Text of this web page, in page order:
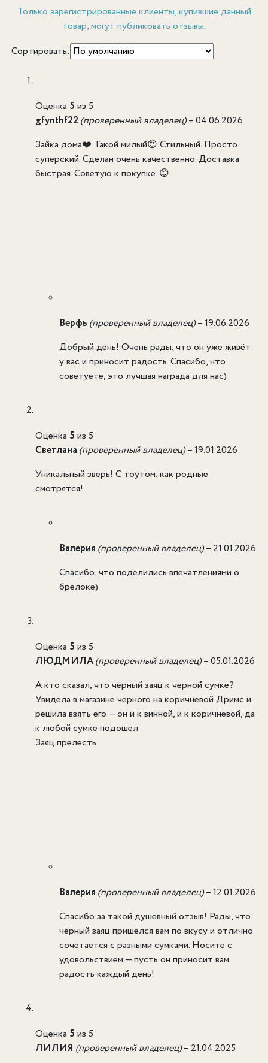
Только зарегистрированные клиенты, купившие данный
товар, могут публиковать отзывы.
Сортировать:
Оценка 5 из 5
gfynthf22 (проверенный владелец)–04.06.2026
Зайка дома❤️ Такой милый😍 Стильный. Просто
суперский. Сделан очень качественно. Доставка
быстрая. Советую к покупке. 😊
Верфь (проверенный владелец)–19.06.2026
Добрый день! Очень рады, что он уже живёт
у вас и приносит радость. Спасибо, что
советуете, это лучшая награда для нас)
Оценка 5 из 5
Светлана (проверенный владелец)–19.01.2026
Уникальный зверь! С тоутом, как родные
смотрятся!
Валерия (проверенный владелец)– 21.01.2026
Спасибо, что поделились впечатлениями о
брелоке)
Оценка 5 из 5
ЛЮДМИЛА(проверенный владелец)–05.01.2026
А кто сказал, что чёрный заяц к черной сумке?
Увидела в магазине черного на коричневой Дримс и
решила взять его — он и к винной, и к коричневой, да
к любой сумке подошел
Заяц прелесть
Валерия (проверенный владелец)–12.01.2026
Спасибо за такой душевный отзыв! Рады, что
чёрный заяц пришёлся вам по вкусу и отлично
сочетается с разными сумками. Носите с
удовольствием — пусть он приносит вам
радость каждый день!
Оценка 5 из 5
ЛИЛИЯ (проверенный владелец)– 21.04.2025